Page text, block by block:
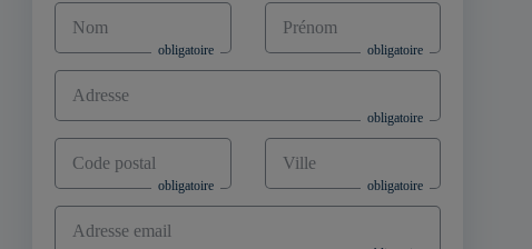
Nom Prénom
Adresse
Code postal Ville
Adresse email